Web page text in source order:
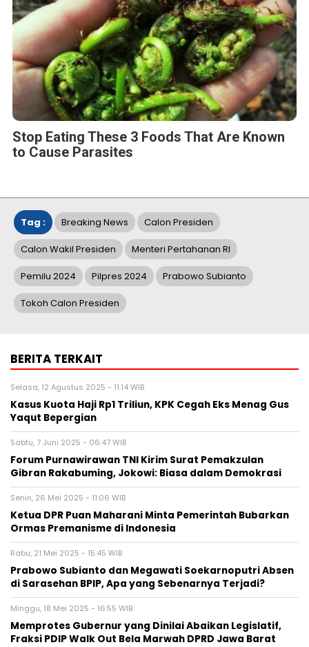
Stop Eating These 3 Foods That Are Known
to Cause Parasites
Tag : Breaking News Calon Presiden
Calon Wakil Presiden Menteri Pertahanan RI
Pemilu 2024 Pilpres 2024 Prabowo Subianto
Tokoh Calon Presiden
BERITA TERKAIT
Selasa, 12 Agustus 2025 - 11:14 WIB
Kasus Kuota Haji Rp1 Triliun, KPK Cegah Eks Menag Gus
Yaqut Bepergian
Sabtu, 7 Juni 2025 - 06:47 WIB
Forum Purnawirawan TNI Kirim Surat Pemakzulan
Gibran Rakabuming, Jokowi: Biasa dalam Demokrasi
Senin, 26 Mei 2025 - 11:06 WIB
Ketua DPR Puan Maharani Minta Pemerintah Bubarkan
Ormas Premanisme di Indonesia
Rabu, 21 Mei 2025 - 15:45 WIB
Prabowo Subianto dan Megawati Soekarnoputri Absen
di Sarasehan BPIP, Apa yang Sebenarnya Terjadi?
Minggu, 18 Mei 2025 - 16:55 WIB
Memprotes Gubernur yang Dinilai Abaikan Legislatif,
Fraksi PDIP Walk Out Bela Marwah DPRD Jawa Barat